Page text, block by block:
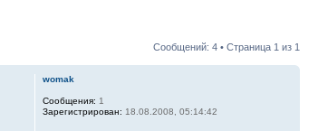
Сообщений: 4 • Страница 1 из 1
womak
Сообщения: 1
Зарегистрирован: 18.08.2008, 05:14:42